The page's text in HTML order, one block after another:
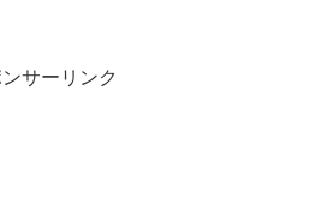
サーリンク